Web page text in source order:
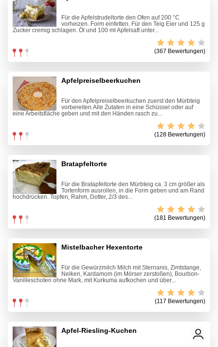
Für die Apfelstrudeltorte den Ofen auf 200 °C
vorheizen. Form einfetten. Für den Teig Eier und 125 g
Zucker cremig schlagen. Öl und 100 ml Apfelsaft unter...
(367 Bewertungen)
Apfelpreiselbeerkuchen
Für den Apfelpreiselbeerkuchen zuerst den Mürbteig
vorbereiten.Alle Zutaten in eine Schüssel oder auf
eine Arbeitsfläche geben und mit den Händen rasch zu...
(128 Bewertungen)
Bratapfeltorte
Für die Bratapfeltorte den Mürbteig ca. 3 cm größer als
Tortenform ausrollen, in die Form geben und am Rand
hochdrücken. Topfen, Rahm, Dotter, 2/3 des...
(181 Bewertungen)
Mistelbacher Hexentorte
Für die Gewürzmilch Milch mit Sternanis, Zimtstange,
Nelken, Kardamom (im Mörser zerstoßen), Bourbon-
Vanilleschoten ohne Mark, mit Kurkuma aufkochen und über...
(117 Bewertungen)
Apfel-Riesling-Kuchen